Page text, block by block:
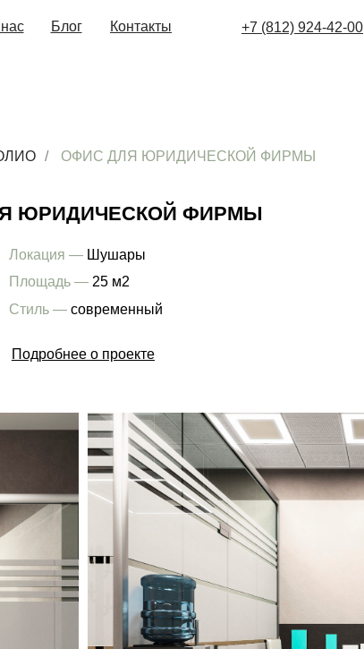
Контакты
Блог +7 (812) 924-42-00
/ ОФИС ДЛЯ ЮРИДИЧЕСКОЙ ФИРМЫ
о проекте
— Шушары
—25 м2
современный